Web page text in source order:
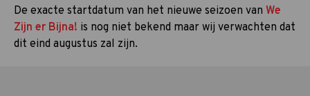
De exacte startdatum van het nieuwe seizoen van We
Zijn er Bijna! is nog niet bekend maar wij verwachten dat
dit eind augustus zal zijn.